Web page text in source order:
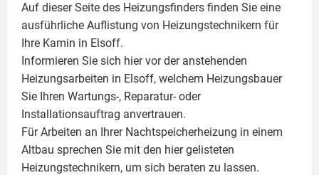
Auf dieser Seite des Heizungsfinders finden Sie eine
ausführliche Auflistung von Heizungstechnikern für
Ihre Kamin in Elsoff.
Informieren Sie sich hier vor der anstehenden
Heizungsarbeiten in Elsoff, welchem Heizungsbauer
Sie Ihren Wartungs-, Reparatur- oder
Installationsauftrag anvertrauen.
Für Arbeiten an Ihrer Nachtspeicherheizung in einem
Altbau sprechen Sie mit den hier gelisteten
Heizungstechnikern, um sich beraten zu lassen.